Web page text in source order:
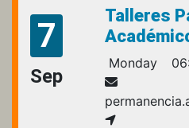
7
Sep
Talleres
Monday